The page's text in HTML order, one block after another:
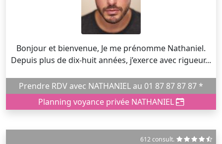
Bonjour et bienvenue, Je me prénomme Nathaniel.
Depuis plus de dix-huit années, j’exerce avec rigueur...
Prendre RDV avec NATHANIEL au 01 87 87 87 87 *
Planning voyance privée NATHANIEL
612 consult.